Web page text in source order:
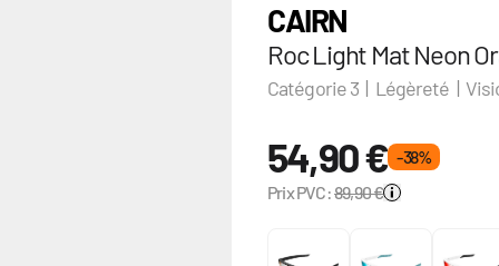
CAIRN
Roc Light Mat Neon
Catégorie 3 | Légèreté |
54,90 € - 38 %
Prix PVC:89,90 €